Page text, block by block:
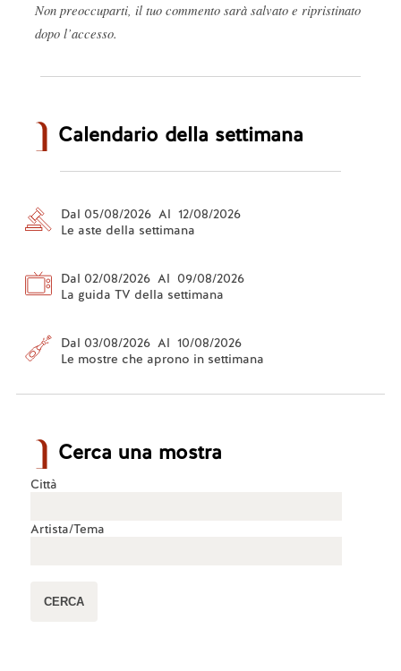
Non preoccuparti, il tuo commento sarà salvato e ripristinato
dopo l’accesso.
Calendario della settimana
Dal 05/08/2026 Al 12/08/2026
Le aste della settimana
Dal 02/08/2026 Al 09/08/2026
La guida TV della settimana
Dal 03/08/2026 Al 10/08/2026
Le mostre che aprono in settimana
Cerca una mostra
Città
Artista/Tema